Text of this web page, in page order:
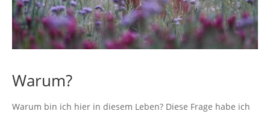
Warum?
Warum bin ich hier in diesem Leben? Diese Frage habe ich